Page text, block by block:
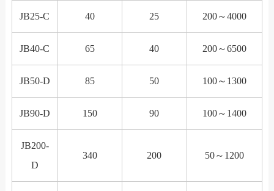
JB25-C 40 25 200～4000
JB40-C 65 40 200～6500
JB50-D 85 50 100～1300
JB90-D 150 90 100～1400
JB200-
D
340 200 50～1200